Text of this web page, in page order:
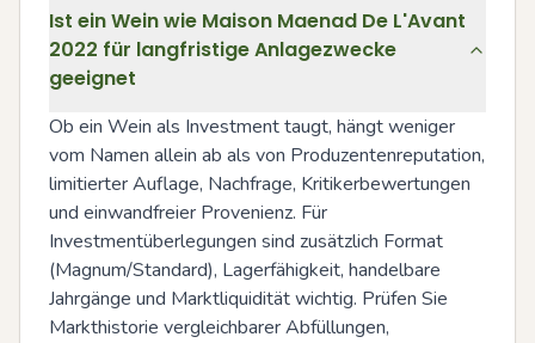
Ist ein Wein wie Maison Maenad De L'Avant
2022 für langfristige Anlagezwecke
geeignet
Ob ein Wein als Investment taugt, hängt weniger
vom Namen allein ab als von Produzentenreputation,
limitierter Auflage, Nachfrage, Kritikerbewertungen
und einwandfreier Provenienz. Für
Investmentüberlegungen sind zusätzlich Format
(Magnum/Standard), Lagerfähigkeit, handelbare
Jahrgänge und Marktliquidität wichtig. Prüfen Sie
Markthistorie vergleichbarer Abfüllungen,